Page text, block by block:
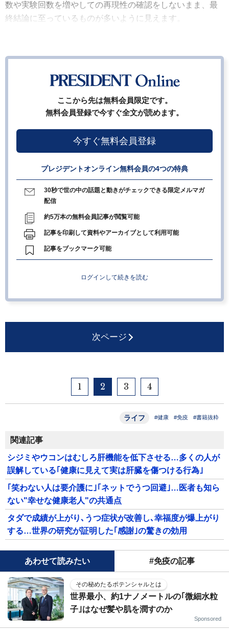
数や実験回数を増やしての再現性の確認をしないまま、最
終結論に至っているものが多いように見えます。
ここから先は無料会員限定です。
無料会員登録で今すぐ全文が読めます。
今すぐ無料会員登録
プレジデントオンライン無料会員の4つの特典
30秒で世の中の話題と動きがチェックできる限定メルマガ
配信
約5万本の無料会員記事が閲覧可能
記事を印刷して資料やアーカイブとして利用可能
記事をブックマーク可能
ログインして続きを読む
次ページ
1 2 3 4
ライフ #健康 #免疫 #書籍抜粋
関連記事
シジミやウコンはむしろ肝機能を低下させる…多くの人が
誤解している｢健康に見えて実は肝臓を傷つける行為｣
｢笑わない人は要介護に｣｢ネットでうつ回避｣…医者も知ら
ない"幸せな健康老人"の共通点
タダで成績が上がり､うつ症状が改善し､幸福度が爆上がり
する…世界の研究が証明した｢感謝｣の驚きの効用
あわせて読みたい #免疫の記事
その秘めたるポテンシャルとは
世界最小、約1ナノメートルの｢微細水粒
子｣はなぜ髪や肌を潤すのか
Sponsored